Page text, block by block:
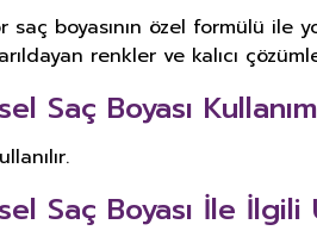
saç boyasının özel formülü
renkler ve kalıcı
Saç Boyası
Saç Boyası İle İlgili